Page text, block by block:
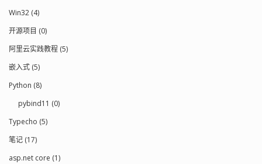
Win32 (4)
开源项目 (0)
阿里云实践教程 (5)
嵌入式 (5)
Python (8)
pybind11 (0)
Typecho (5)
笔记 (17)
asp.net core (1)